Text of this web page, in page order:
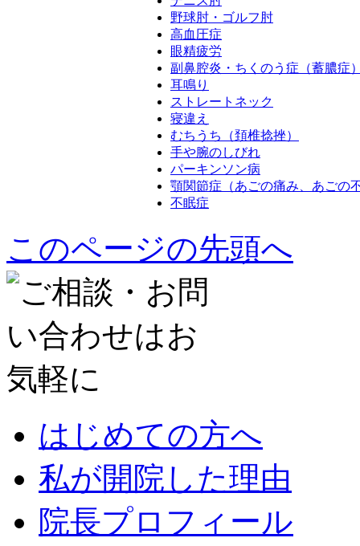
野球肘・ゴルフ肘
高血圧症
眼精疲労
副鼻腔炎・ちくのう症（蓄膿症
耳鳴り
ストレートネック
寝違え
むちうち（頚椎捻挫）
手や腕のしびれ
パーキンソン病
顎関節症（あごの痛み、あごの
不眠症
このページの先頭へ
はじめての方へ
私が開院した理由
院長プロフィール